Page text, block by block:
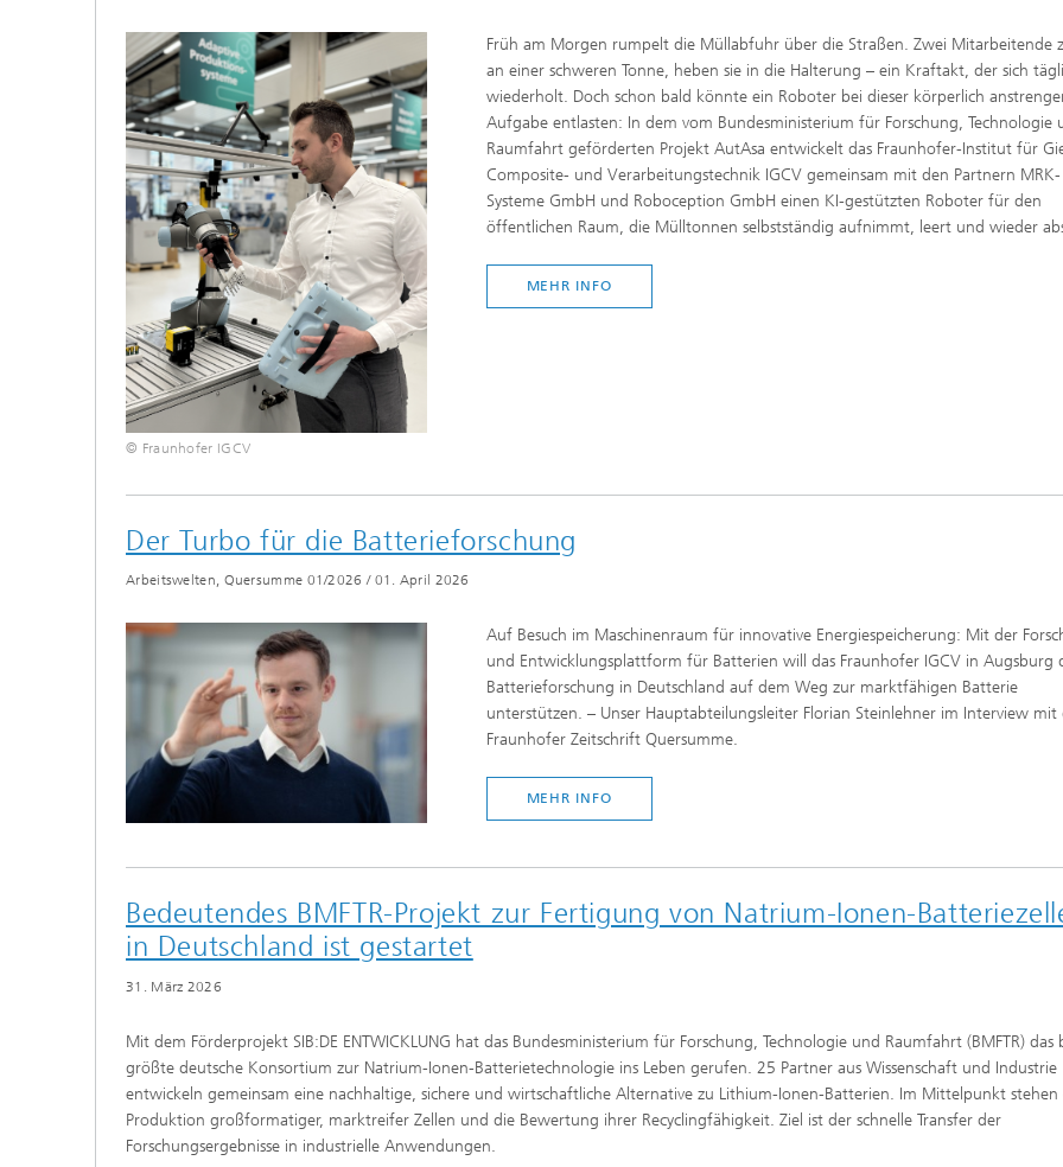
© Fraunhofer IGCV
Früh am Morgen rumpelt die Müllabfuhr über die Straßen. Zwei Mitarbeitende
an einer schweren Tonne, heben sie in die Halterung – ein Kraftakt, der sich
wiederholt. Doch schon bald könnte ein Roboter bei dieser körperlich
Aufgabe entlasten: In dem vom Bundesministerium für Forschung, Technologie
Raumfahrt geförderten Projekt AutAsa entwickelt das Fraunhofer-Institut für
Composite- und Verarbeitungstechnik IGCV gemeinsam mit den Partnern MRK-
Systeme GmbH und Roboception GmbH einen KI-gestützten Roboter für den
öffentlichen Raum, die Mülltonnen selbstständig aufnimmt, leert und wieder
MEHR INFO
Der Turbo für die Batterieforschung
Arbeitswelten, Quersumme 01/2026 / 01. April 2026
Auf Besuch im Maschinenraum für innovative Energiespeicherung: Mit der
und Entwicklungsplattform für Batterien will das Fraunhofer IGCV in Augsburg
Batterieforschung in Deutschland auf dem Weg zur marktfähigen Batterie
unterstützen. – Unser Hauptabteilungsleiter Florian Steinlehner im Interview mit
Fraunhofer Zeitschrift Quersumme.
MEHR INFO
Bedeutendes BMFTR-Projekt zur Fertigung von Natrium-Ionen-
in Deutschland ist gestartet
31. März 2026
Mit dem Förderprojekt SIB:DE ENTWICKLUNG hat das Bundesministerium für Forschung, Technologie und Raumfahrt (BMFTR) das
größte deutsche Konsortium zur Natrium-Ionen-Batterietechnologie ins Leben gerufen. 25 Partner aus Wissenschaft und Industrie
entwickeln gemeinsam eine nachhaltige, sichere und wirtschaftliche Alternative zu Lithium-Ionen-Batterien. Im Mittelpunkt stehen
Produktion großformatiger, marktreifer Zellen und die Bewertung ihrer Recyclingfähigkeit. Ziel ist der schnelle Transfer der
Forschungsergebnisse in industrielle Anwendungen.